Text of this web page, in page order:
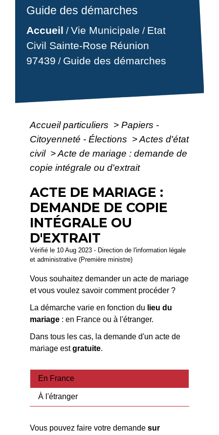
Guide des démarches
Accueil /Vie Municipale / Etat
Civil Sainte-Rose Réunion
97439 / Guide des démarches
Accueil particuliers > Papiers -
Citoyenneté - Élections >Actes d'état
civil >Acte de mariage : demande de
copie intégrale ou d'extrait
ACTE DE MARIAGE :
DEMANDE DE COPIE
INTÉGRALE OU
D'EXTRAIT
Vérifié le 10 Aug 2023 - Direction de l'information légale
et administrative (Première ministre)
Vous souhaitez demander un acte de mariage
et vous voulez savoir comment procéder ?
La démarche varie en fonction du lieu du
mariage : en France ou à l'étranger.
Dans tous les cas, la demande d'un acte de
mariage estgratuite.
En France
À l'étranger
Vous pouvez faire votre demandesur